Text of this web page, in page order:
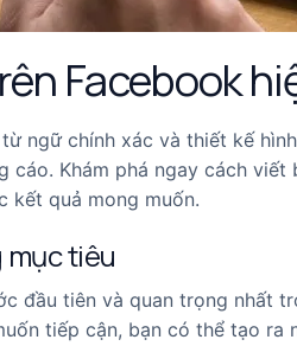
Facebook
ngữ chính xác và thiết kế
Khám phá ngay cách viết
kết quả mong muốn.
mục tiêu
đầu tiên và quan trọng nhất
tiếp cận, bạn có thể tạo ra